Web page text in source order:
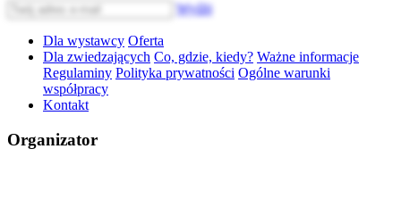
Wyślij
Dla wystawcy Oferta
Dla zwiedzających Co, gdzie, kiedy? Ważne informacje
Regulaminy Polityka prywatności Ogólne warunki
współpracy
Kontakt
Organizator